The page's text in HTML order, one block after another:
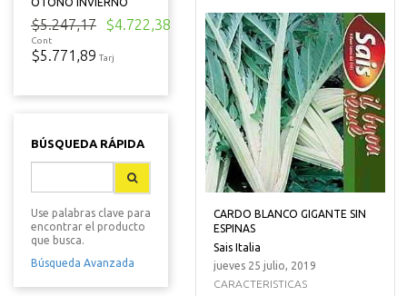
$5.247,17 $4.722,38
Cont
$5.771,89 Tarj
BÚSQUEDA RÁPIDA
Use palabras clave para
encontrar el producto
que busca.
Búsqueda Avanzada
CARDO BLANCO GIGANTE SIN
ESPINAS
Sais Italia
jueves 25 julio, 2019
CARACTERISTICAS